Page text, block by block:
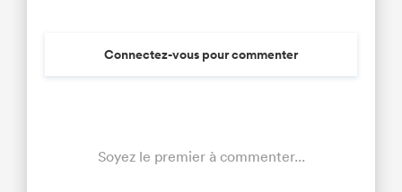
Connectez-vous pour commenter
Soyez le premier à commenter...